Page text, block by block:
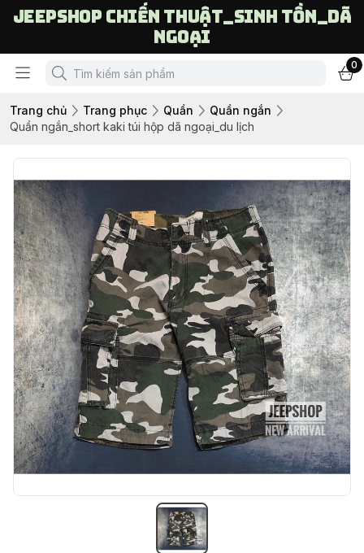
Jeepshop chiến thuật_sinh tồn_dã
ngoại
0
Trang chủ Trang phục Quần
Quần ngắn
Quần ngắn_short kaki túi hộp dã ngoại_du lịch